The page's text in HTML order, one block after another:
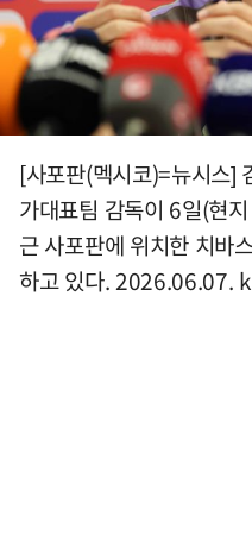
[사포판(멕시코)=뉴시스]
가대표팀 감독이 6일(현
근 사포판에 위치한 치바
하고 있다. 2026.06.07.